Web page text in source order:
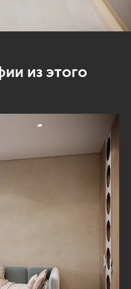
из этого